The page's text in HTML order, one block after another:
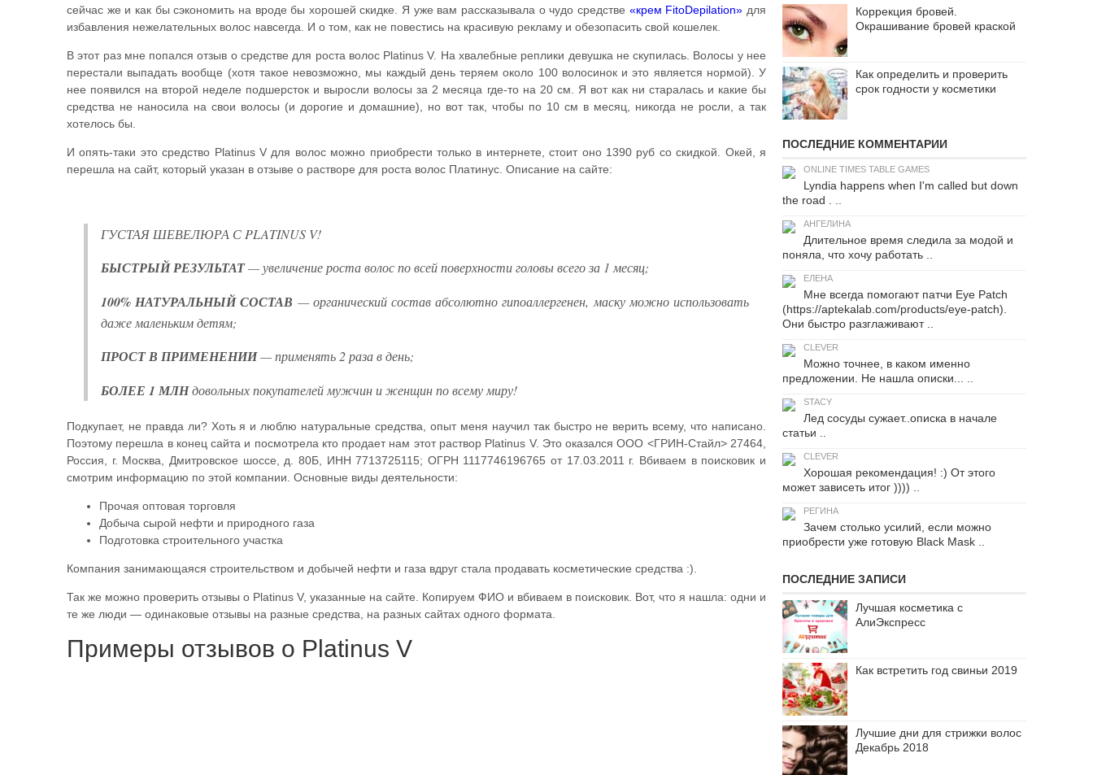
сейчас же и как бы сэкономить на вроде бы хорошей скидке. Я уже вам рассказывала о чудо средстве «крем FitoDepilation» для
избавления нежелательных волос навсегда. И о том, как не повестись на красивую рекламу и обезопасить свой кошелек.
В этот раз мне попался отзыв о средстве для роста волос Platinus V. На хвалебные реплики девушка не скупилась. Волосы у нее
перестали выпадать вообще (хотя такое невозможно, мы каждый день теряем около 100 волосинок и это является нормой). У
нее появился на второй неделе подшерсток и выросли волосы за 2 месяца где-то на 20 см. Я вот как ни старалась и какие бы
средства не наносила на свои волосы (и дорогие и домашние), но вот так, чтобы по 10 см в месяц, никогда не росли, а так
хотелось бы.
И опять-таки это средство Platinus V для волос можно приобрести только в интернете, стоит оно 1390 руб со скидкой. Окей, я
перешла на сайт, который указан в отзыве о растворе для роста волос Платинус. Описание на сайте:
ГУСТАЯ ШЕВЕЛЮРА С PLATINUS V!
БЫСТРЫЙ РЕЗУЛЬТАТ— увеличение роста волос по всей поверхности головы всего за 1 месяц;
100% НАТУРАЛЬНЫЙ СОСТАВ — органический состав абсолютно гипоаллергенен, маску можно использовать
даже маленьким детям;
ПРОСТ В ПРИМЕНЕНИИ— применять 2 раза в день;
БОЛЕЕ 1 МЛНдовольных покупателей мужчин и женщин по всему миру!
Подкупает, не правда ли? Хоть я и люблю натуральные средства, опыт меня научил так быстро не верить всему, что написано.
Поэтому перешла в конец сайта и посмотрела кто продает нам этот раствор Platinus V. Это оказался ООО <ГРИН-Стайл> 27464,
Россия, г. Москва, Дмитровское шоссе, д. 80Б, ИНН 7713725115; ОГРН 1117746196765 от 17.03.2011 г. Вбиваем в поисковик и
смотрим информацию по этой компании. Основные виды деятельности:
Прочая оптовая торговля
Добыча сырой нефти и природного газа
Подготовка строительного участка
Компания занимающаяся строительством и добычей нефти и газа вдруг стала продавать косметические средства :).
Так же можно проверить отзывы о Platinus V, указанные на сайте. Копируем ФИО и вбиваем в поисковик. Вот, что я нашла: одни и
те же люди — одинаковые отзывы на разные средства, на разных сайтах одного формата.
Примеры отзывов о Platinus V
Коррекция бровей.
Окрашивание бровей краской
Как определить и проверить
срок годности у косметики
ПОСЛЕДНИЕ КОММЕНТАРИИ
ONLINE TIMES TABLE GAMES
Lyndia happens when I'm called but down
the road . ..
АНГЕЛИНА
Длительное время следила за модой и
поняла, что хочу работать ..
ЕЛЕНА
Мне всегда помогают патчи Eye Patch
(https://aptekalab.com/products/eye-patch).
Они быстро разглаживают ..
CLEVER
Можно точнее, в каком именно
предложении. Не нашла описки... ..
STACY
Лед сосуды сужает..описка в начале
статьи ..
CLEVER
Хорошая рекомендация! :) От этого
может зависеть итог )))) ..
РЕГИНА
Зачем столько усилий, если можно
приобрести уже готовую Black Mask ..
ПОСЛЕДНИЕ ЗАПИСИ
Лучшая косметика с
АлиЭкспресс
Как встретить год свиньи 2019
Лучшие дни для стрижки волос
Декабрь 2018